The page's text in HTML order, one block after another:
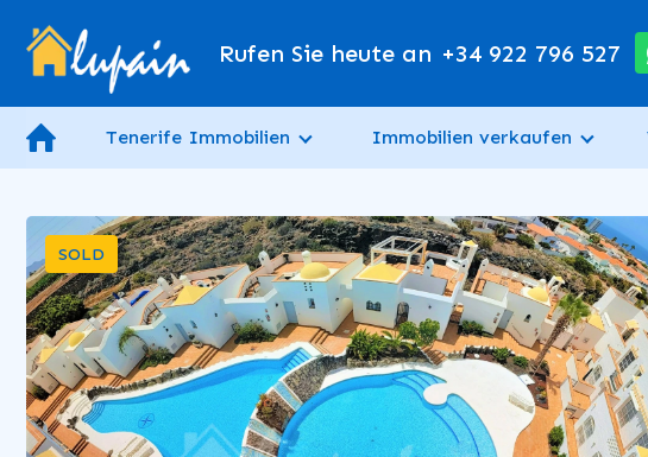
Rufen Sie heute an +34 922 796 527
Tenerife Immobilien Immobilien verkaufen
SOLD